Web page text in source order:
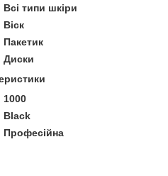
Всі типи шкіри
Віск
Пакетик
Диски
1000
Black
Професійна